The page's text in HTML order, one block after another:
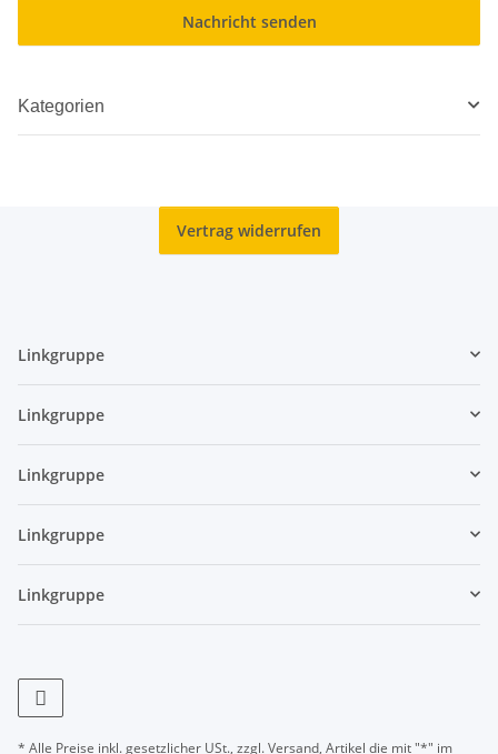
Nachricht senden
Kategorien
Vertrag widerrufen
Linkgruppe
Linkgruppe
Linkgruppe
Linkgruppe
Linkgruppe
* Alle Preise inkl. gesetzlicher USt., zzgl.Versand, Artikel die mit "*" im